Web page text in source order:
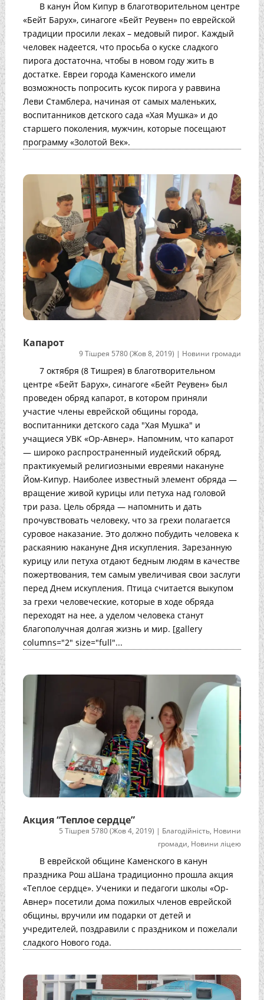
В канун Йом Кипур в благотворительном центре
«Бейт Барух», синагоге «Бейт Реувен» по еврейской
традиции просили леках – медовый пирог. Каждый
человек надеется, что просьба о куске сладкого
пирога достаточна, чтобы в новом году жить в
достатке. Евреи города Каменского имели
возможность попросить кусок пирога у раввина
Леви Стамблера, начиная от самых маленьких,
воспитанников детского сада «Хая Мушка» и до
старшего поколения, мужчин, которые посещают
программу «Золотой Век».
Капарот
9 Тішрея 5780 (Жов 8, 2019) | Новини громади
7 октября (8 Тишрея) в благотворительном
центре «Бейт Барух», синагоге «Бейт Реувен» был
проведен обряд капарот, в котором приняли
участие члены еврейской общины города,
воспитанники детского сада "Хая Мушка" и
учащиеся УВК «Ор-Авнер». Напомним, что капарот
— широко распространенный иудейский обряд,
практикуемый религиозными евреями накануне
Йом-Кипур. Наиболее известный элемент обряда —
вращение живой курицы или петуха над головой
три раза. Цель обряда — напомнить и дать
прочувствовать человеку, что за грехи полагается
суровое наказание. Это должно побудить человека к
раскаянию накануне Дня искупления. Зарезанную
курицу или петуха отдают бедным людям в качестве
пожертвования, тем самым увеличивая свои заслуги
перед Днем искупления. Птица считается выкупом
за грехи человеческие, которые в ходе обряда
переходят на нее, а уделом человека станут
благополучная долгая жизнь и мир. [gallery
columns="2" size="full"...
Акция “Теплое сердце”
5 Тішрея 5780 (Жов 4, 2019) | Благодійність, Новини
громади, Новини ліцею
В еврейской общине Каменского в канун
праздника Рош аШана традиционно прошла акция
«Теплое сердце». Ученики и педагоги школы «Ор-
Авнер» посетили дома пожилых членов еврейской
общины, вручили им подарки от детей и
учредителей, поздравили с праздником и пожелали
сладкого Нового года.